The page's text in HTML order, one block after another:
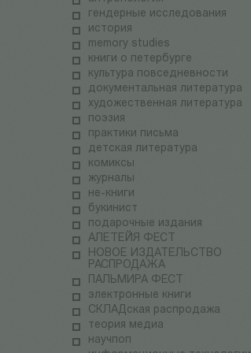
гендерные исследования
история
memory studies
книги о петербурге
культура повседневности
документальная литература
художественная литература
поэзия
практики письма
детская литература
комиксы
журналы
не-книги
букинист
подарочные издания
АЛЕТЕЙЯ ФЕСТ
НОВОЕ ИЗДАТЕЛЬСТВО
РАСПРОДАЖА
ПАЛЬМИРА ФЕСТ
электронные книги
СКЛАДская распродажа
теория медиа
научпоп